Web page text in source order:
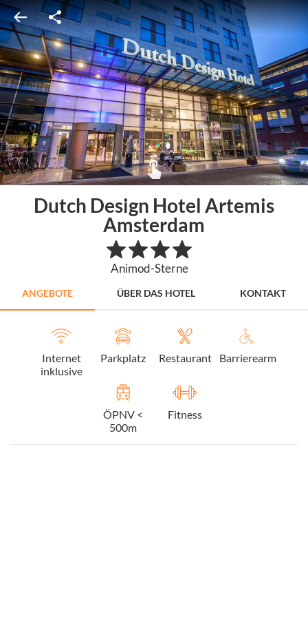
Dutch Design Hotel Artemis
Amsterdam
Animod-Sterne
ANGEBOTE ÜBER DAS HOTEL KONTAKT
Internet
inklusive
Parkplatz Restaurant Barrierearm
ÖPNV <
500m
Fitness